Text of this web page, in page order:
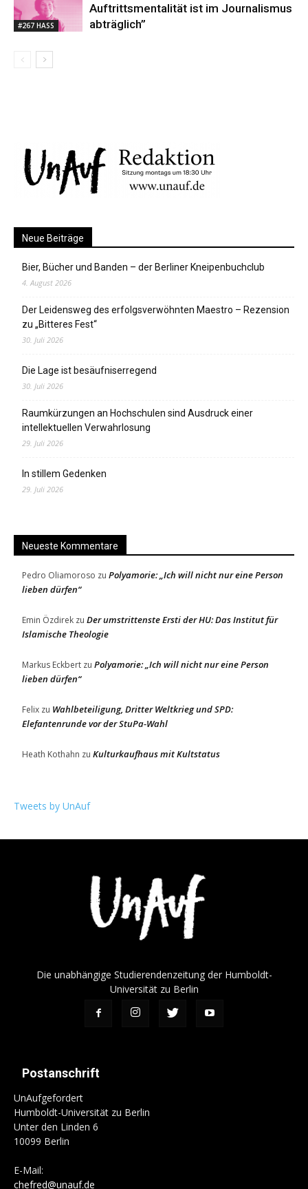
#267 HASS
Auftrittsmentalität ist im Journalismus
abträglich”
Neue Beiträge
Bier, Bücher und Banden – der Berliner Kneipenbuchclub
4. August 2026
Der Leidensweg des erfolgsverwöhnten Maestro – Rezension
zu „Bitteres Fest“
30. Juli 2026
Die Lage ist besäufniserregend
30. Juli 2026
Raumkürzungen an Hochschulen sind Ausdruck einer
intellektuellen Verwahrlosung
29. Juli 2026
In stillem Gedenken
29. Juli 2026
Neueste Kommentare
Pedro Oliamoroso zu Polyamorie: „Ich will nicht nur eine Person
lieben dürfen“
Emin Özdirek zu Der umstrittenste Ersti der HU: Das Institut für
Islamische Theologie
Markus Eckbert zu Polyamorie: „Ich will nicht nur eine Person
lieben dürfen“
Felix zu Wahlbeteiligung, Dritter Weltkrieg und SPD:
Elefantenrunde vor der StuPa-Wahl
Heath Kothahn zu Kulturkaufhaus mit Kultstatus
Tweets by UnAuf
Die unabhängige Studierendenzeitung der Humboldt-
Universität zu Berlin
Postanschrift
UnAufgefordert
Humboldt-Universität zu Berlin
Unter den Linden 6
10099 Berlin
E-Mail:
chefred@unauf.de